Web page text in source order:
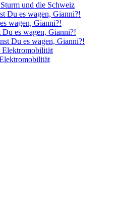
und die Schweiz
Du es wagen, Gianni?!
wagen, Gianni?!
Du es wagen, Gianni?!
Du es wagen, Gianni?!
Elektromobilität